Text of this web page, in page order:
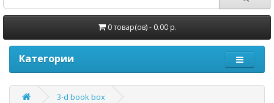
0 товар(ов) - 0.00 р.
Категории
3-d book box